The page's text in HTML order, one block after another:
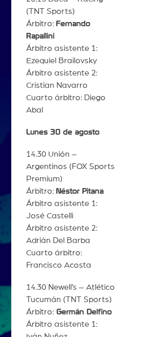
(TNT Sports)
Árbitro: Fernando
Rapallini
Árbitro asistente 1:
Ezequiel Brailovsky
Árbitro asistente 2:
Cristian Navarro
Cuarto árbitro: Diego
Abal
Lunes 30 de agosto
14.30 Unión –
Argentinos (FOX Sports
Premium)
Árbitro: Néstor Pitana
Árbitro asistente 1:
José Castelli
Árbitro asistente 2:
Adrián Del Barba
Cuarto árbitro:
Francisco Acosta
14.30 Newell’s – Atlético
Tucumán (TNT Sports)
Árbitro:Germán Delfino
Árbitro asistente 1: